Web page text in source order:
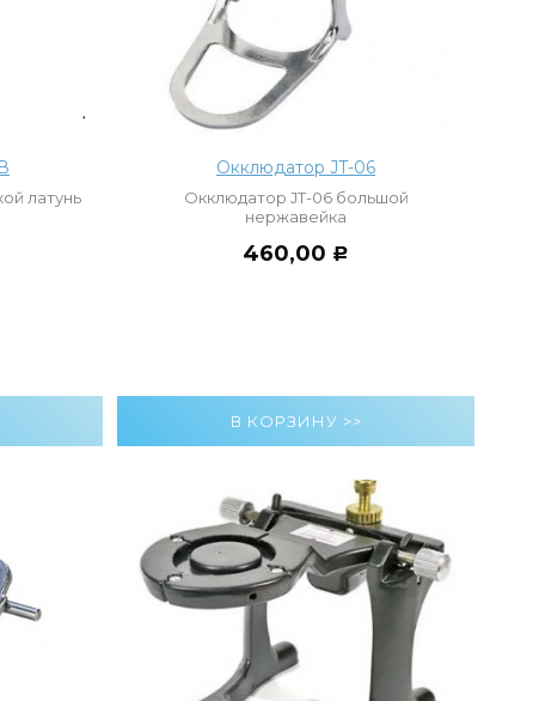
латунь
Окклюдатор JT-06
Окклюдатор JT-06 большой
нержавейка
460,00 Р